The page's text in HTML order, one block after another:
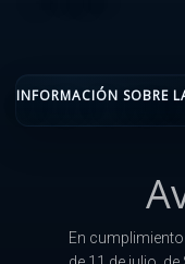
INFORMACIÓN SOBRE
En cumplimiento